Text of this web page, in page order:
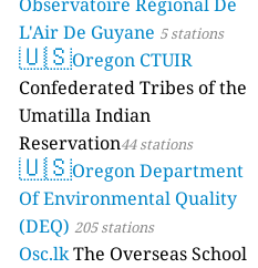
L'Air De Guyane 5 stations
🇺🇸Oregon CTUIR
Confederated Tribes of the
Umatilla Indian
Reservation44 stations
🇺🇸Oregon Department
Of Environmental Quality
(DEQ) 205 stations
Osc.lkThe Overseas School